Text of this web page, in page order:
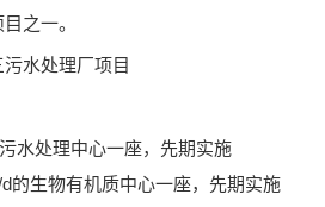
之一。
水处理厂项目
处理中心一座，先期实施
的生物有机质中心一座，先期实施